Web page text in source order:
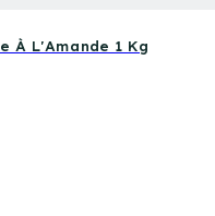
À L'Amande 1 Kg